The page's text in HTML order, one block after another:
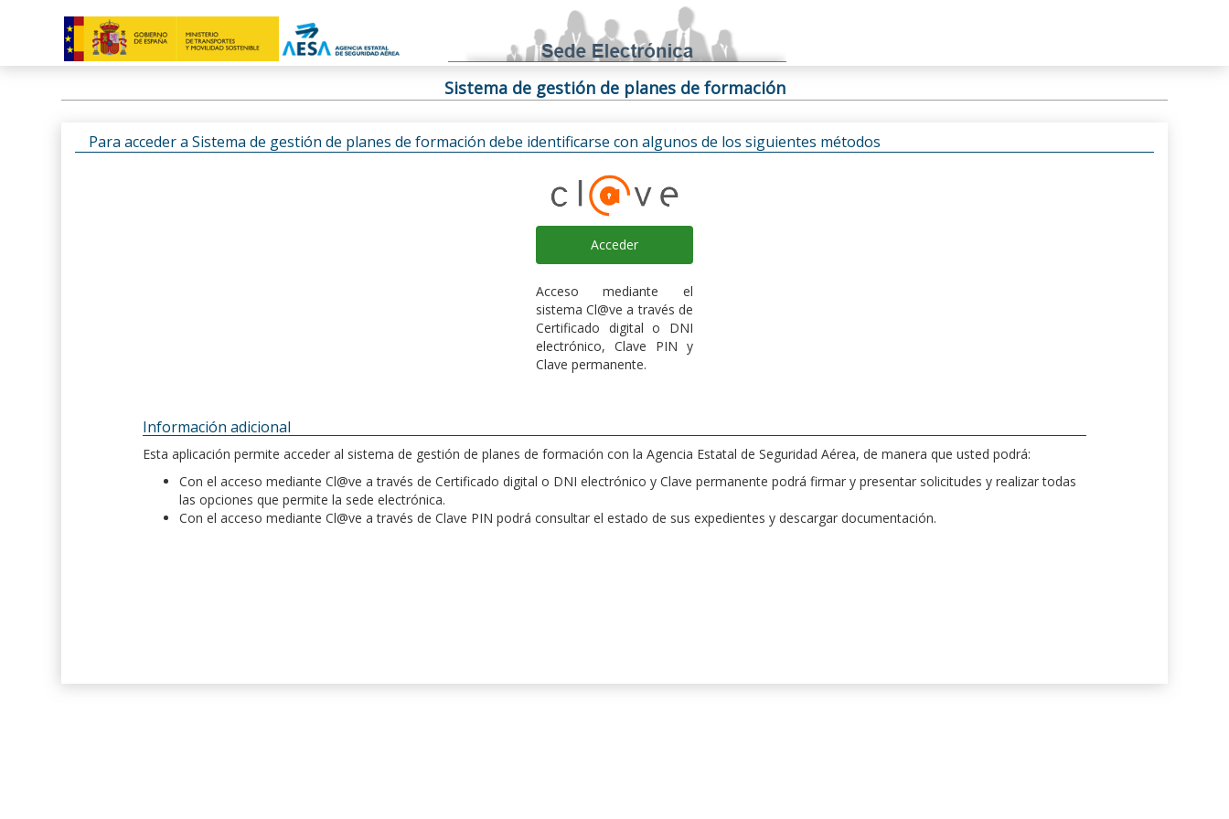
Sistema de gestión de planes de formación
Para acceder a Sistema de gestión de planes de formación debe identificarse con algunos de los siguientes métodos
Acceder
Acceso mediante el
sistema Cl@ve a través de
Certificado digital o DNI
electrónico, Clave PIN y
Clave permanente.
Información adicional
Esta aplicación permite acceder al sistema de gestión de planes de formación con la Agencia Estatal de Seguridad Aérea, de manera que usted podrá:
Con el acceso mediante Cl@ve a través de Certificado digital o DNI electrónico y Clave permanente podrá firmar y presentar solicitudes y realizar todas
las opciones que permite la sede electrónica.
Con el acceso mediante Cl@ve a través de Clave PIN podrá consultar el estado de sus expedientes y descargar documentación.